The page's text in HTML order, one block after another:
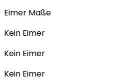
Eimer Maße
Kein Eimer
Kein Eimer
Kein Eimer